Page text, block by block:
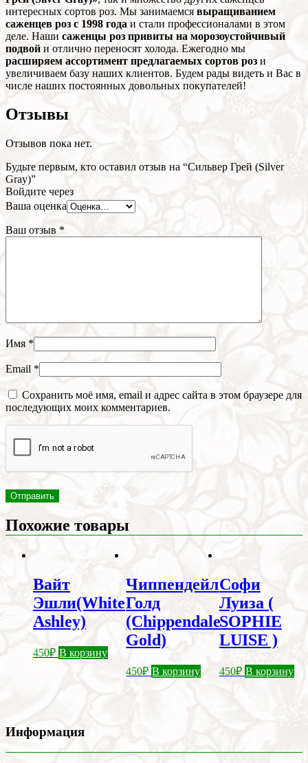
интересных сортов роз. Мы занимаемся выращиванием
саженцев роз с 1998 года и стали профессионалами в этом
деле. Наши саженцы роз привиты на морозоустойчивый
подвой и отлично переносят холода. Ежегодно мы
расширяем ассортимент предлагаемых сортов роз и
увеличиваем базу наших клиентов. Будем рады видеть и Вас в
числе наших постоянных довольных покупателей!
Отзывы
Отзывов пока нет.
Будьте первым, кто оставил отзыв на “Сильвер Грей (Silver
Gray)”
Войдите через
Ваша оценка
Ваш отзыв *
Имя *
Email *
Сохранить моё имя, email и адрес сайта в этом браузере для
последующих моих комментариев.
Похожие товары
Вайт
Эшли(White
Ashley)
450₽ В корзину
Чиппендейл
Голд
(Chippendale
Gold)
450₽ В корзину
Софи
Луиза (
SOPHIE
LUISE )
450₽ В корзину
Информация